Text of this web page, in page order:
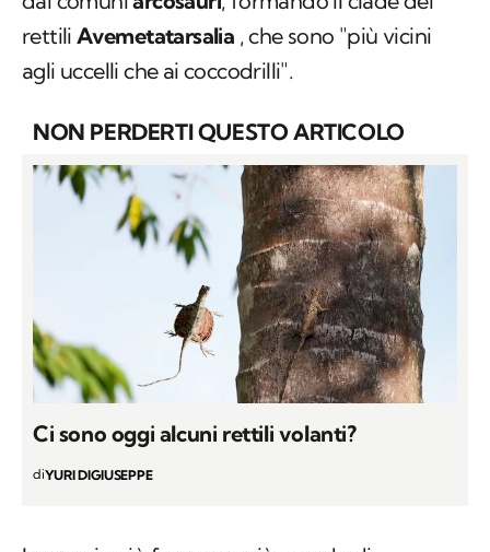
dai comuniarcosauri, formando il clade dei
rettiliAvemetatarsalia, che sono "più vicini
NON PERDERTI QUESTO ARTICOLO
Ci sono oggi alcuni rettili volanti?